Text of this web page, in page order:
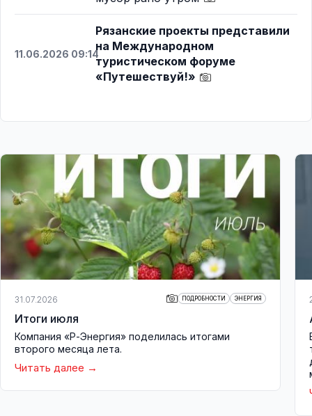
11.06.2026 09:14
Рязанские проекты представили
на Международном
туристическом форуме
«Путешествуй!»
31.07.2026 ПОДРОБНОСТИ ЭНЕРГИЯ
Итоги июля
Компания «Р-Энергия» поделилась итогами
второго месяца лета.
Читать далее